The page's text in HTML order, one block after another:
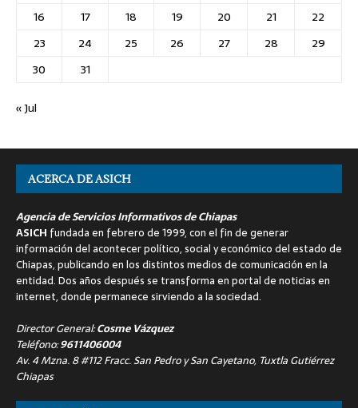
16
17 18 19 20 21
22
23
24 25 26 27 28
29
30
31
« Jul
ACERCA DE ASICH
Agencia de Servicios Informativos de Chiapas
ASICH fundada en febrero de 1999, con el fin de generar
información del acontecer político, social y económico del estado de
Chiapas, publicando en los distintos medios de comunicación en la
entidad. Dos años después se transforma en portal de noticias en
internet, donde permanece sirviendo a la sociedad.
Director General:Cosme Vázquez
Teléfono:9611406004
Av. 4 Mzna. 8 #112 Fracc. San Pedro y San Cayetano, Tuxtla Gutiérrez
Chiapas